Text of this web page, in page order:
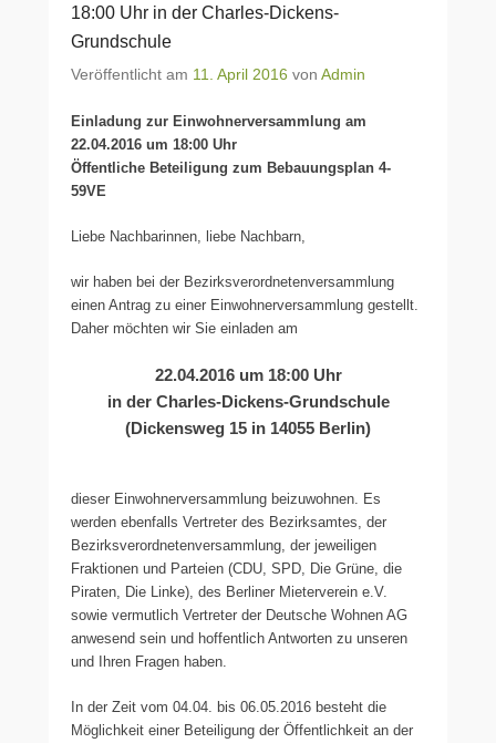
18:00 Uhr in der Charles-Dickens-
Grundschule
Veröffentlicht am 11. April 2016 von Admin
Einladung zur Einwohnerversammlung am
22.04.2016 um 18:00 Uhr
Öffentliche Beteiligung zum Bebauungsplan 4-
59VE
Liebe Nachbarinnen, liebe Nachbarn,
wir haben bei der Bezirksverordnetenversammlung
einen Antrag zu einer Einwohnerversammlung gestellt.
Daher möchten wir Sie einladen am
22.04.2016 um 18:00 Uhr
in der Charles-Dickens-Grundschule
(Dickensweg 15 in 14055 Berlin)
dieser Einwohnerversammlung beizuwohnen. Es
werden ebenfalls Vertreter des Bezirksamtes, der
Bezirksverordnetenversammlung, der jeweiligen
Fraktionen und Parteien (CDU, SPD, Die Grüne, die
Piraten, Die Linke), des Berliner Mieterverein e.V.
sowie vermutlich Vertreter der Deutsche Wohnen AG
anwesend sein und hoffentlich Antworten zu unseren
und Ihren Fragen haben.
In der Zeit vom 04.04. bis 06.05.2016 besteht die
Möglichkeit einer Beteiligung der Öffentlichkeit an der